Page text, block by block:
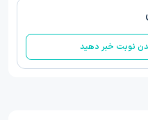
نوبت خبر دهید